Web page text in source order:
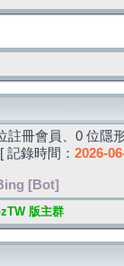
註冊會員、0 位隱
記錄時間： 2026-
[Bot]
版主群